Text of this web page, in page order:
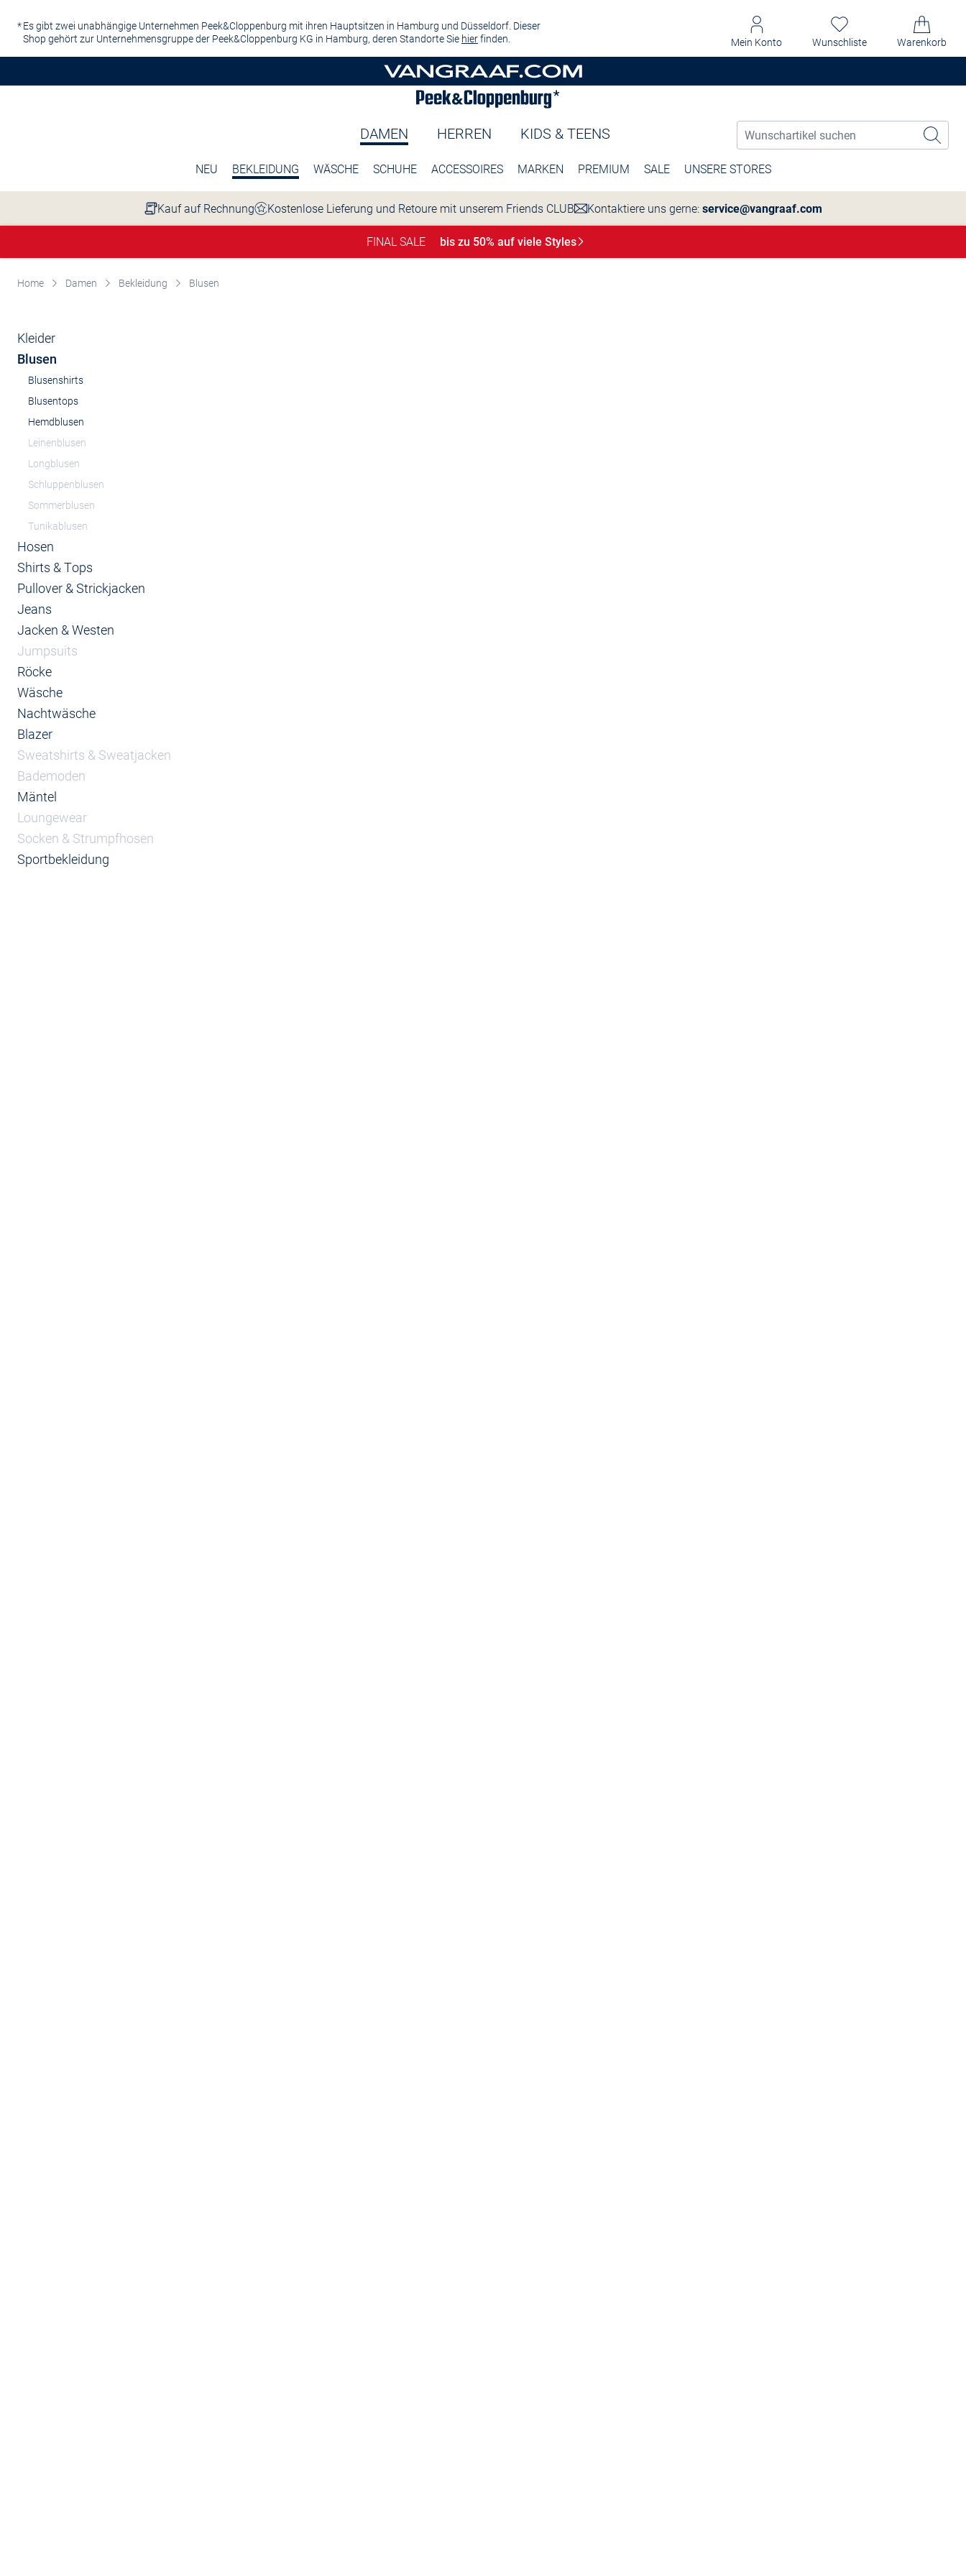
Es gibt zwei unabhängige Unternehmen Peek&Cloppenburg mit ihren Hauptsitzen in Hamburg und Düsseldorf. Dieser
Shop gehört zur Unternehmensgruppe der Peek&Cloppenburg KG in Hamburg, deren Standorte Sie hierfinden. Mein Konto Wunschliste Warenkorb
DAMEN HERREN KIDS & TEENS
NEU BEKLEIDUNG WÄSCHE SCHUHE ACCESSOIRES MARKEN PREMIUM SALE UNSERE STORES
Kauf auf Rechnung Kostenlose Lieferung und Retoure mit unserem Friends CLUB Kontaktiere uns gerne: service@vangraaf.com
FINAL SALE bis zu 50% auf viele Styles
Home Damen Bekleidung Blusen
Kleider
Blusen
Blusenshirts
Blusentops
Hemdblusen
Leinenblusen
Longblusen
Schluppenblusen
Sommerblusen
Tunikablusen
Hosen
Shirts & Tops
Pullover & Strickjacken
Jeans
Jacken & Westen
Jumpsuits
Röcke
Wäsche
Nachtwäsche
Blazer
Sweatshirts & Sweatjacken
Bademoden
Mäntel
Loungewear
Socken & Strumpfhosen
Sportbekleidung